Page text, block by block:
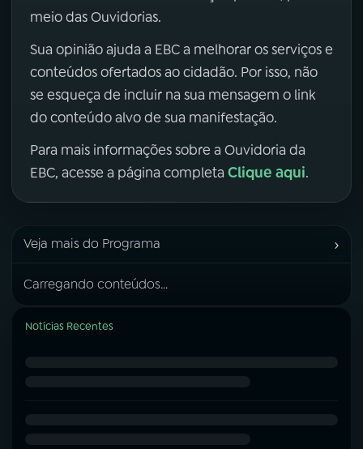
meio das Ouvidorias.
Sua opinião ajuda a EBC a melhorar os serviços e
conteúdos ofertados ao cidadão. Por isso, não
se esqueça de incluir na sua mensagem o link
do conteúdo alvo de sua manifestação.
Para mais informações sobre a Ouvidoria da
EBC, acesse a página completa Clique aqui.
Veja mais do Programa ›
Carregando conteúdos...
Notícias Recentes